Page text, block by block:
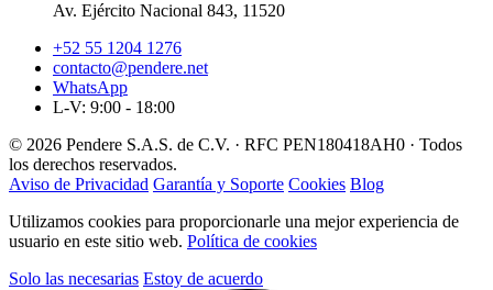
Av. Ejército Nacional 843, 11520
+52 55 1204 1276
contacto@pendere.net
WhatsApp
L-V: 9:00 - 18:00
© 2026 Pendere S.A.S. de C.V. · RFC PEN180418AH0 · Todos
los derechos reservados.
Aviso de Privacidad Garantía y Soporte Cookies Blog
Utilizamos cookies para proporcionarle una mejor experiencia de
usuario en este sitio web. Política de cookies
Solo las necesarias Estoy de acuerdo